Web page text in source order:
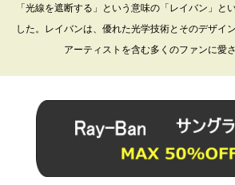
「光線を遮断する」という意味の「レイバン」と
した。レイバンは、優れた光学技術とそのデザイ
アーティストを含む多くのファンに愛